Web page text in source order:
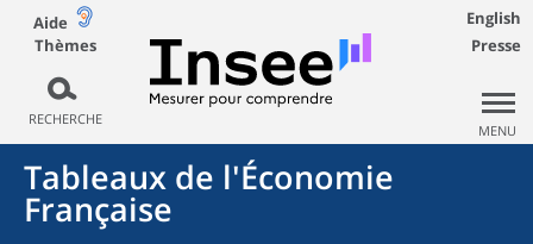
Aide
Thèmes
RECHERCHE
English
Presse
MENU
Tableaux de l'Économie
Française